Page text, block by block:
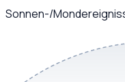
Sonnen-/